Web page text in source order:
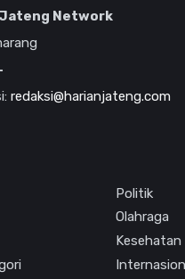
Jateng Network
redaksi@harianjateng.com
Politik
Olahraga
Kesehatan